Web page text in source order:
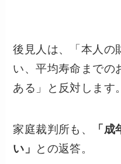
後見人は、「本人の
い、平均寿命までの
ある」と反対します。
家庭裁判所も、
「
い」
との返答。